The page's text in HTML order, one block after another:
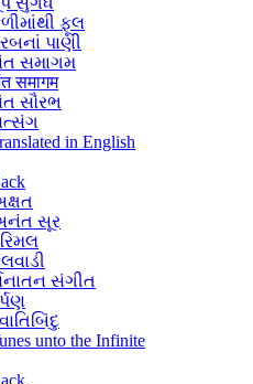
ફૂલ
પાણી
સમાગમ
समागम
સૌરભ
in English
સૂર
સંગીત
unto the Infinite